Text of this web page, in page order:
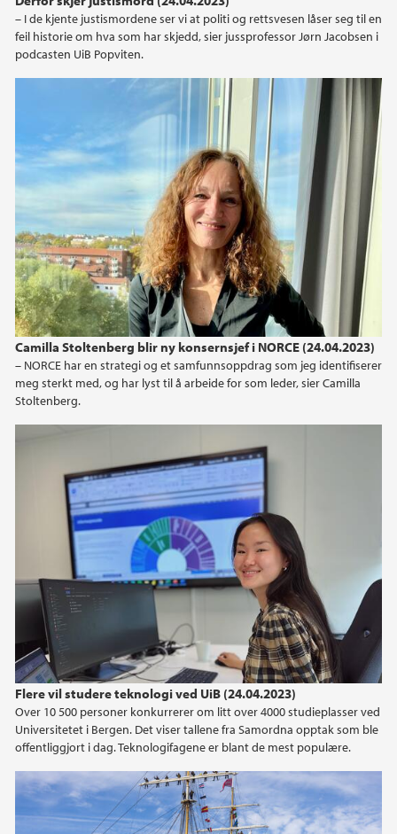
– I de kjente justismordene ser vi at politi og rettsvesen låser seg til en
feil historie om hva som har skjedd, sier jussprofessor Jørn Jacobsen i
podcasten UiB Popviten.
Camilla Stoltenberg blir ny konsernsjef i NORCE (24.04.2023)
– NORCE har en strategi og et samfunnsoppdrag som jeg identifiserer
meg sterkt med, og har lyst til å arbeide for som leder, sier Camilla
Stoltenberg.
Flere vil studere teknologi ved UiB (24.04.2023)
Over 10 500 personer konkurrerer om litt over 4000 studieplasser ved
Universitetet i Bergen. Det viser tallene fra Samordna opptak som ble
offentliggjort i dag. Teknologifagene er blant de mest populære.